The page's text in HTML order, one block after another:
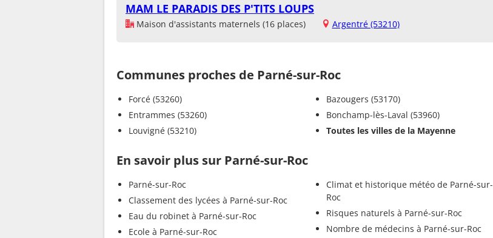
MAM LE PARADIS DES P'TITS LOUPS
Maison d'assistants maternels (16 places) Argentré (53210)
Communes proches de Parné-sur-Roc
Forcé (53260)
Entrammes (53260)
Louvigné (53210)
Bazougers (53170)
Bonchamp-lès-Laval (53960)
Toutes les villes de la Mayenne
En savoir plus sur Parné-sur-Roc
Parné-sur-Roc
Classement des lycées à Parné-sur-Roc
Eau du robinet à Parné-sur-Roc
Ecole à Parné-sur-Roc
Climat et historique météo de Parné-sur-
Roc
Risques naturels à Parné-sur-Roc
Nombre de médecins à Parné-sur-Roc